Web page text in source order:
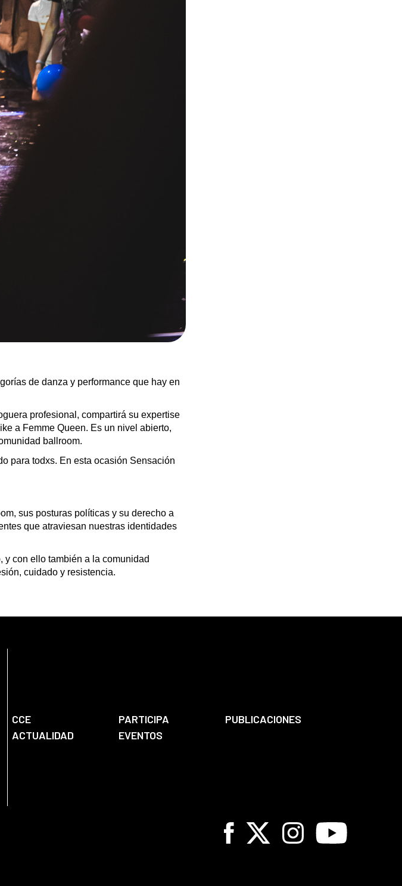
de danza y performance que hay en
profesional, compartirá su expertise
a Femme Queen. Es un nivel abierto,
ballroom.
para todxs. En esta ocasión Sensación
sus posturas políticas y su derecho a
que atraviesan nuestras identidades
y con ello también a la comunidad
cuidado y resistencia.
CCE PARTICIPA
PUBLICACIONES
ACTUALIDAD
EVENTOS
Facebook
X InstagramYoutube